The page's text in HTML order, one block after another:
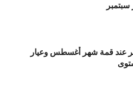
عند قمة شهر أغسطس وعيار